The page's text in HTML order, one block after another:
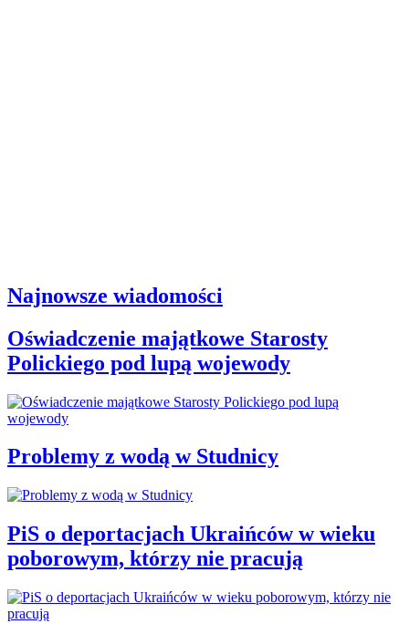
Najnowsze wiadomości
Oświadczenie majątkowe Starosty
Polickiego pod lupą wojewody
Problemy z wodą w Studnicy
PiS o deportacjach Ukraińców w wieku
poborowym, którzy nie pracują